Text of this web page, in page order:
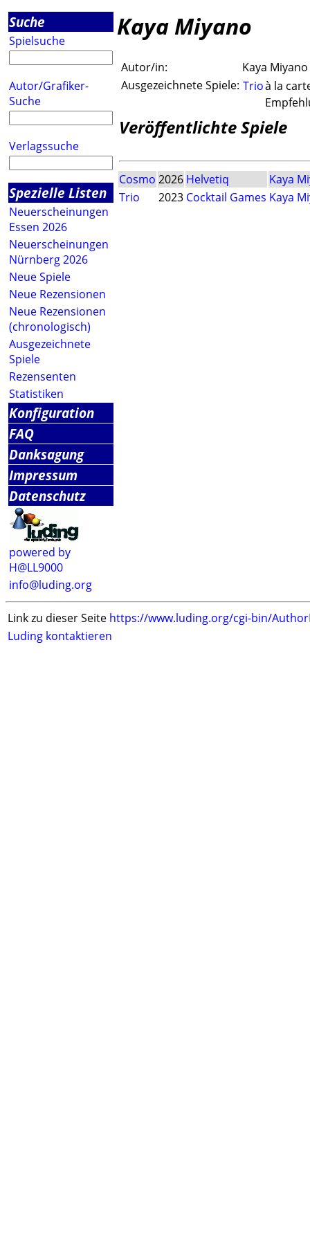
Suche
Spielsuche
Autor/Grafiker-
Suche
Verlagssuche
Spezielle Listen
Neuerscheinungen
Essen 2026
Neuerscheinungen
Nürnberg 2026
Neue Spiele
Neue Rezensionen
Neue Rezensionen
(chronologisch)
Ausgezeichnete
Spiele
Rezensenten
Statistiken
Konfiguration
FAQ
Danksagung
Impressum
Datenschutz
powered by
H@LL9000
info@luding.org
Kaya Miyano
Autor/in:
Kaya Miyano
Ausgezeichnete Spiele: Trioà la
Veröffentlichte Spiele
Cosmo 2026 Helvetiq
Kaya
Trio
2023 Cocktail Games Kaya
Link zu dieser Seite https://www.luding.org/cgi-bin/
Luding kontaktieren